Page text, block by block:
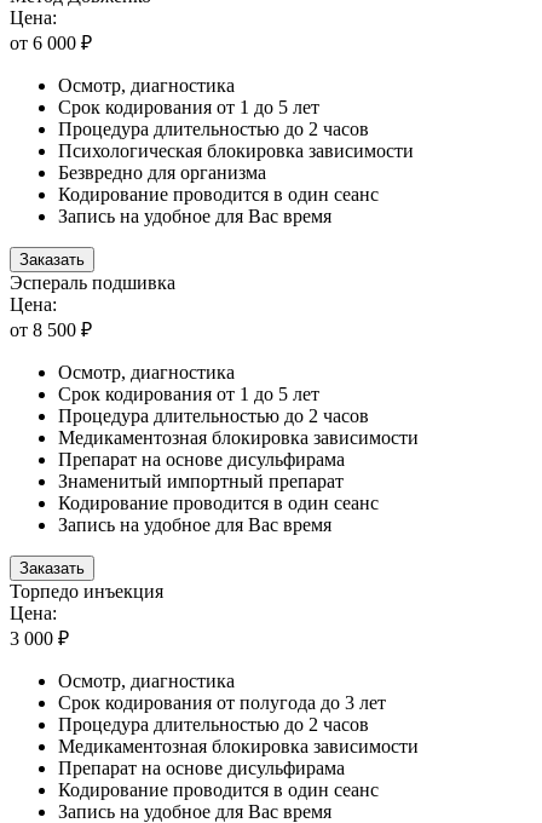
Цена:
от 6 000 ₽
Осмотр, диагностика
Срок кодирования от 1 до 5 лет
Процедура длительностью до 2 часов
Психологическая блокировка зависимости
Безвредно для организма
Кодирование проводится в один сеанс
Запись на удобное для Вас время
Заказать
Эспераль подшивка
Цена:
от 8 500 ₽
Осмотр, диагностика
Срок кодирования от 1 до 5 лет
Процедура длительностью до 2 часов
Медикаментозная блокировка зависимости
Препарат на основе дисульфирама
Знаменитый импортный препарат
Кодирование проводится в один сеанс
Запись на удобное для Вас время
Заказать
Торпедо инъекция
Цена:
3 000 ₽
Осмотр, диагностика
Срок кодирования от полугода до 3 лет
Процедура длительностью до 2 часов
Медикаментозная блокировка зависимости
Препарат на основе дисульфирама
Кодирование проводится в один сеанс
Запись на удобное для Вас время